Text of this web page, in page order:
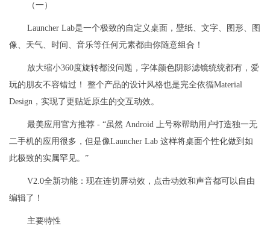
（一）
Launcher Lab是一个极致的自定义桌面，壁纸、文字、图形、图
像、天气、时间、音乐等任何元素都由你随意组合！
放大缩小360度旋转都没问题，字体颜色阴影滤镜统统都有，爱
玩的朋友不容错过！ 整个产品的设计风格也是完全依循Material
Design，实现了更贴近原生的交互动效。
最美应用官方推荐 - “虽然 Android 上号称帮助用户打造独一无
二手机的应用很多，但是像Launcher Lab 这样将桌面个性化做到如
此极致的实属罕见。”
V2.0全新功能：现在连切屏动效，点击动效和声音都可以自由
编辑了！
主要特性